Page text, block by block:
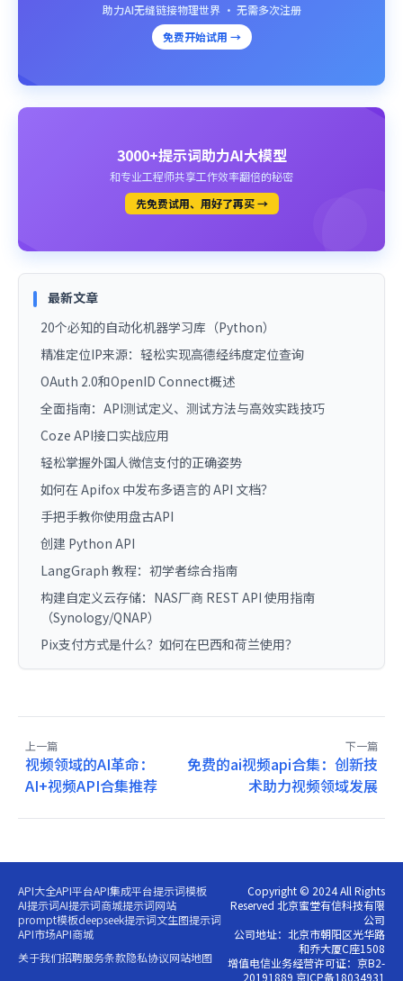
助力AI无缝链接物理世界 · 无需多次注册
免费开始试用 →
3000+提示词助力AI大模型
和专业工程师共享工作效率翻倍的秘密
先免费试用、用好了再买 →
最新文章
20个必知的自动化机器学习库（Python）
精准定位IP来源：轻松实现高德经纬度定位查询
OAuth 2.0和OpenID Connect概述
全面指南：API测试定义、测试方法与高效实践技巧
Coze API接口实战应用
轻松掌握外国人微信支付的正确姿势
如何在 Apifox 中发布多语言的 API 文档？
手把手教你使用盘古API
创建 Python API
LangGraph 教程：初学者综合指南
构建自定义云存储：NAS厂商 REST API 使用指南
（Synology/QNAP）
Pix支付方式是什么？如何在巴西和荷兰使用？
上一篇
视频领域的AI革命：
AI+视频API合集推荐
下一篇
免费的ai视频api合集：创新技
术助力视频领域发展
API大全API平台API集成平台提示词模板
AI提示词AI提示词商城提示词网站
prompt模板deepseek提示词文生图提示词
API市场API商城
关于我们招聘服务条款隐私协议网站地图
Copyright © 2024 All Rights
Reserved 北京蜜堂有信科技有限
公司
公司地址：北京市朝阳区光华路
和乔大厦C座1508
增值电信业务经营许可证：京B2-
20191889 京ICP备18034931